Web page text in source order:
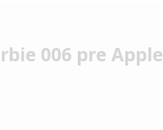
006 pre Apple